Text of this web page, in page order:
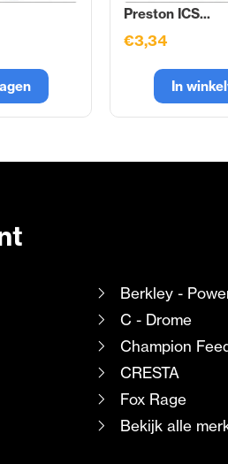
Preston ICS...
€3,34
In
Berkley -
C - Drome
Champion
CRESTA
Fox Rage
Bekijk alle